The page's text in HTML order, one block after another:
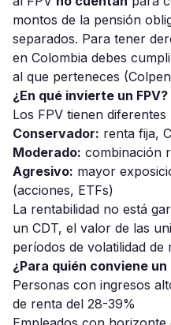
montos de la pensión
separados. Para tener
en Colombia debes
al que perteneces
¿En qué invierte un FPV?
Los FPV tienen
Conservador: renta fija,
Moderado: combinación
Agresivo: mayor
(acciones, ETFs)
La rentabilidad no está
un CDT, el valor de las
períodos de volatilidad de
¿Para quién conviene un
Personas con ingresos
de renta del 28-39%